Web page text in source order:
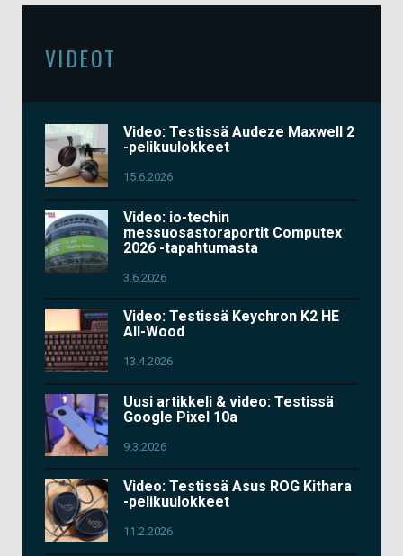
VIDEOT
Video: Testissä Audeze Maxwell 2
-pelikuulokkeet
15.6.2026
Video: io-techin
messuosastoraportit Computex
2026 -tapahtumasta
3.6.2026
Video: Testissä Keychron K2 HE
All-Wood
13.4.2026
Uusi artikkeli & video: Testissä
Google Pixel 10a
9.3.2026
Video: Testissä Asus ROG Kithara
-pelikuulokkeet
11.2.2026